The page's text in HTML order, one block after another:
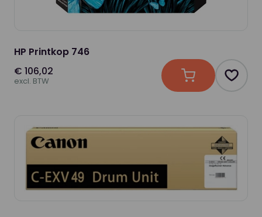
HP Printkop 746
€ 106,02
excl. BTW In winkelwagen